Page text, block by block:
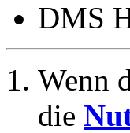
DMS
Wenn
die